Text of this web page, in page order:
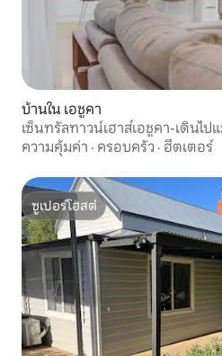
บ้านใน เอชูคา
เซ็นทรัลทาวน์เฮาส์เอชูคา-เดินไป
ความคุ้มค่า · ครอบครัว · ฮีตเตอร์
ซูเปอร์โฮสต์
ซูเปอร์โฮสต์